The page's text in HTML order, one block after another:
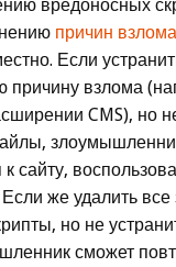
вредоносных
причин взлома
Если
причину взлома
CMS), но
к сайту,
Если же удалить
но не
сможет